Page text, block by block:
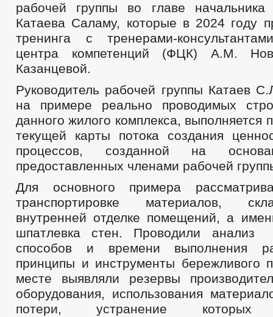
рабочей группы во главе начальника
Катаева Саламу, которые в 2024 году
тренинга с тренерами-
центра компетенций (ФЦК) А.М.
Казанцевой.
Руководитель рабочей группы Катаев
на примере реально проводимых
данного жилого комплекса, выполняется
текущей карты потока создания
процессов, созданной на
предоставленных членами рабочей
Для основного примера
транспортировке материалов,
внутренней отделке помещений, а
шпатлевка стен. Проводили анализ
способов и времени выполнения
принципы и инструменты бережливого
месте выявляли резервы
оборудования, использования
потери, устранение